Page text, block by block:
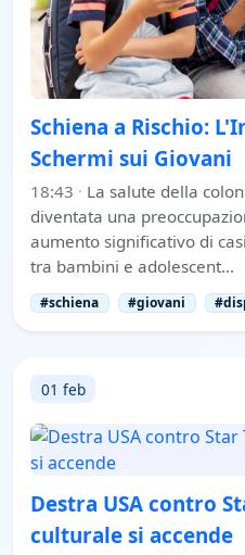
Schiena a Rischio:
Schermi sui Giovani
18:43 · La salute della
diventata una
aumento significativo di
tra bambini e adolescent…
#schiena #giovani
01 feb
Destra USA contro
culturale si accende